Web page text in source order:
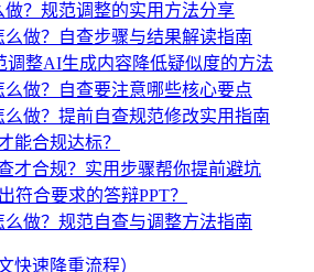
做？规范调整的实用方法分享
做？自查步骤与结果解读指南
调整AI生成内容降低疑似度的方法
做？自查要注意哪些核心要点
做？提前自查规范修改实用指南
能合规达标？
才合规？实用步骤帮你提前避坑
符合要求的答辩PPT？
做？规范自查与调整方法指南
快速降重流程）